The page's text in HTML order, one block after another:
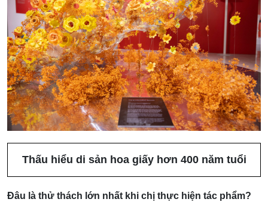
Thấu hiểu di sản hoa giấy hơn 400 năm tuổi
Đâu là thử thách lớn nhất khi chị thực hiện tác phẩm?